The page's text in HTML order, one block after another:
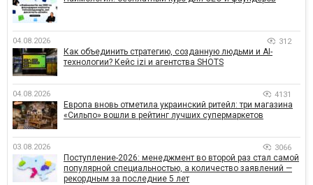
04.08.2026 312
Как объединить стратегию, созданную людьми и AI-
технологии? Кейс izi и агентства SHOTS
04.08.2026 4131
Европа вновь отметила украинский ритейл: три магазина
«Сильпо» вошли в рейтинг лучших супермаркетов
03.08.2026 3066
Поступление-2026: менеджмент во второй раз стал самой
популярной специальностью, а количество заявлений —
рекордным за последние 5 лет